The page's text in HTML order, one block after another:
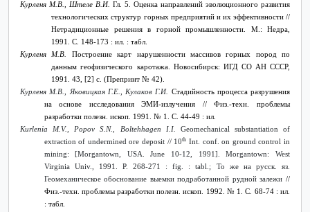
Курленя М.В., Штеле В.И. Гл. 5. Оценка направлений эволюционного развития
технологических структур горных предприятий и их эффективности //
Нетрадиционные решения в горной промышленности. М.: Недра,
1991. С. 148-173 : ил. : табл.
Курленя М.В. Построение карт нарушенности массивов горных пород по
данным геофизического каротажа. Новосибирск: ИГД СО АН СССР,
1991. 43, [2] с. (Препринт № 42).
Курленя М.В., Яковицкая Г.Е., Кулаков Г.И. Стадийность процесса разрушения
на основе исследования ЭМИ-излучения // Физ.-техн. проблемы
разработки полезн. ископ. 1991. № 1. С. 44-49 : ил.
Kurlenia M.V., Popov S.N., Boltehhagen I.I. Geomechanical substantiation of
extraction of undermined ore deposit // 10th Int. conf. on ground control in
mining: [Morgantown, USA. June 10-12, 1991]. Morgantown: West
Virginia Univ., 1991. P. 268-271 : fig. : tabl.; То же на русск.яз.
Геомеханическое обоснование выемки подработанной рудной залежи //
Физ.-техн. проблемы разработки полезн. ископ. 1992. № 1. С. 68-74 : ил.
: табл.